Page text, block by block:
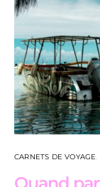
CARNETS DE VOYAGE
Quand